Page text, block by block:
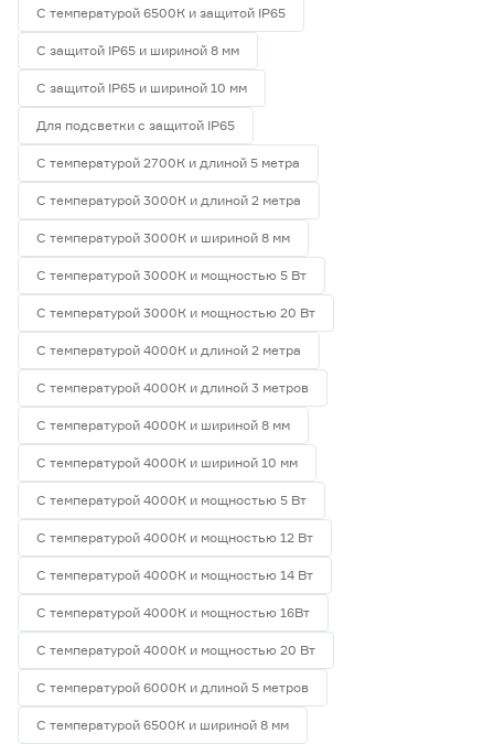
С температурой 6500К и защитой IP65
С защитой IP65 и шириной 8 мм
С защитой IP65 и шириной 10 мм
Для подсветки с защитой IP65
С температурой 2700К и длиной 5 метра
С температурой 3000К и длиной 2 метра
С температурой 3000К и шириной 8 мм
С температурой 3000К и мощностью 5 Вт
С температурой 3000К и мощностью 20 Вт
С температурой 4000К и длиной 2 метра
С температурой 4000К и длиной 3 метров
С температурой 4000К и шириной 8 мм
С температурой 4000К и шириной 10 мм
С температурой 4000К и мощностью 5 Вт
С температурой 4000К и мощностью 12 Вт
С температурой 4000К и мощностью 14 Вт
С температурой 4000К и мощностью 16Вт
С температурой 4000К и мощностью 20 Вт
С температурой 6000К и длиной 5 метров
С температурой 6500К и шириной 8 мм